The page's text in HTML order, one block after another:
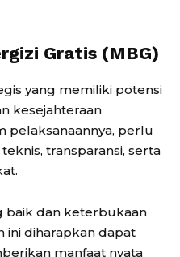
Gratis (MBG)
yang memiliki potensi
kesejahteraan
pelaksanaannya, perlu
transparansi, serta
baik dan keterbukaan
ini diharapkan dapat
manfaat nyata